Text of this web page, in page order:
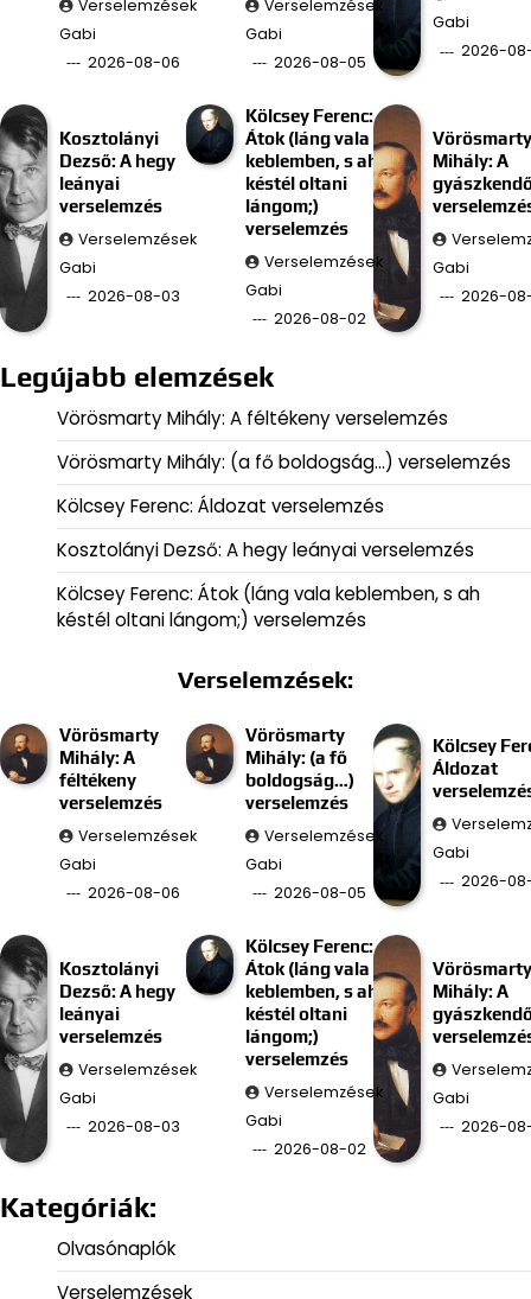
Verselemzések
Gabi
2026-08-06
Verselemzések
Gabi
2026-08-05
Gabi
2026-
Kosztolányi
Dezső: A hegy
leányai
verselemzés
Verselemzések
Gabi
2026-08-03
Kölcsey Ferenc:
Átok (láng vala
keblemben, s ah
késtél oltani
lángom;)
verselemzés
Verselemzések
Gabi
2026-08-02
Vörösmarty
Mihály: A
Gabi
2026-
Legújabb elemzések
Vörösmarty Mihály: A féltékeny verselemzés
Vörösmarty Mihály: (a fő boldogság…) verselemzés
Kölcsey Ferenc: Áldozat verselemzés
Kosztolányi Dezső: A hegy leányai verselemzés
Kölcsey Ferenc: Átok (láng vala keblemben, s ah
késtél oltani lángom;) verselemzés
Verselemzések:
Vörösmarty
Mihály: A
féltékeny
verselemzés
Verselemzések
Gabi
2026-08-06
Vörösmarty
Mihály: (a fő
boldogság…)
verselemzés
Verselemzések
Gabi
2026-08-05
Kölcsey
Áldozat
Gabi
2026-
Kosztolányi
Dezső: A hegy
leányai
verselemzés
Verselemzések
Gabi
2026-08-03
Kölcsey Ferenc:
Átok (láng vala
keblemben, s ah
késtél oltani
lángom;)
verselemzés
Verselemzések
Gabi
2026-08-02
Vörösmarty
Mihály: A
Gabi
2026-
Kategóriák:
Olvasónaplók
Verselemzések